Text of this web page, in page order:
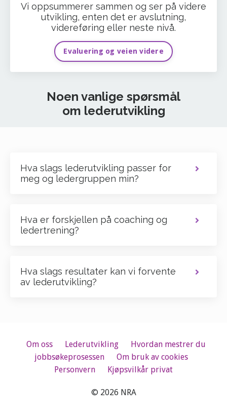
Vi oppsummerer sammen og ser på videre
utvikling, enten det er avslutning,
videreføring eller neste nivå.
Evaluering og veien videre
Noen vanlige spørsmål
om lederutvikling
Hva slags lederutvikling passer for
meg og ledergruppen min?
Hva er forskjellen på coaching og
ledertrening?
Hva slags resultater kan vi forvente
av lederutvikling?
Om oss Lederutvikling
Hvordan mestrer du
jobbsøkeprosessen
Om bruk av cookies
Personvern
Kjøpsvilkår privat
© 2026 NRA